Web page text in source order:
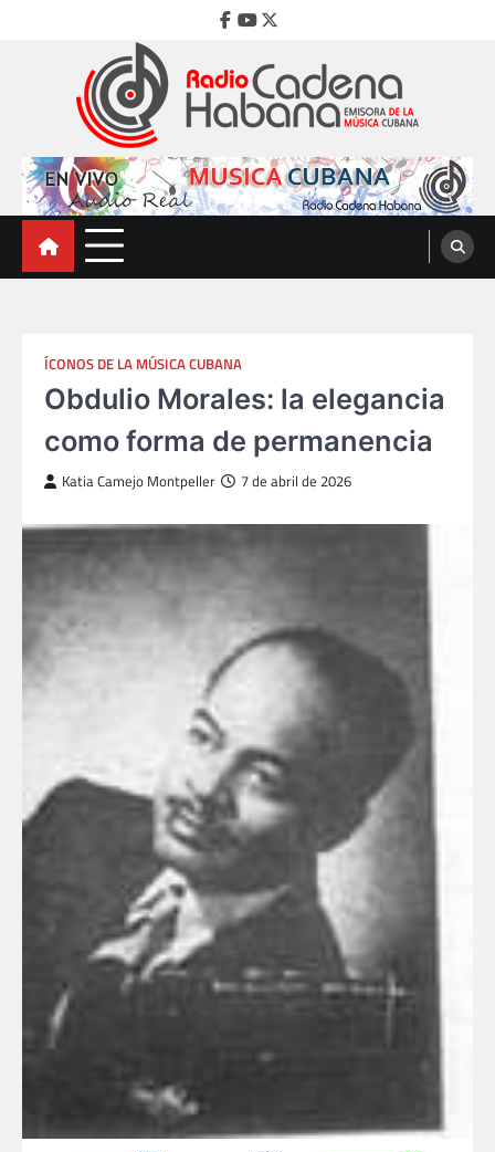
Facebook
Youtube
Twitter
Radio Cadena Habana
Emisora de la Música Cubana
ÍCONOS DE LA MÚSICA CUBANA
Obdulio Morales: la elegancia
como forma de permanencia
Katia Camejo Montpeller 7 de abril de 2026